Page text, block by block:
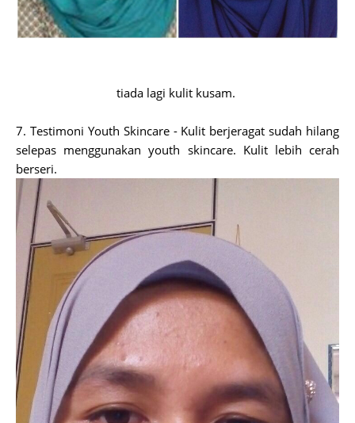
tiada lagi kulit kusam.
7. Testimoni Youth Skincare - Kulit berjeragat sudah hilang
selepas menggunakan youth skincare. Kulit lebih cerah
berseri.